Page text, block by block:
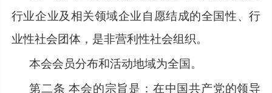
行业企业及相关领域企业自愿结成的全国性、行
业性社会团体，是非营利性社会组织。
本会会员分布和活动地域为全国。
第二条 本会的宗旨是：在中国共产党的领导